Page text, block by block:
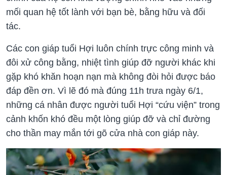
mối quan hệ tốt lành với bạn bè, bằng hữu và đối
tác.
Các con giáp tuổi Hợi luôn chính trực công minh và
đôi xử công bằng, nhiệt tình giúp đỡ người khác khi
gặp khó khăn hoạn nạn mà không đòi hỏi được báo
đáp đền ơn. Vì lẽ đó mà đúng 11h trưa ngày 6/1,
những cá nhân được người tuổi Hợi “cứu viện” trong
cảnh khốn khó đều một lòng giúp đỡ và chỉ đường
cho thần may mắn tới gõ cửa nhà con giáp này.